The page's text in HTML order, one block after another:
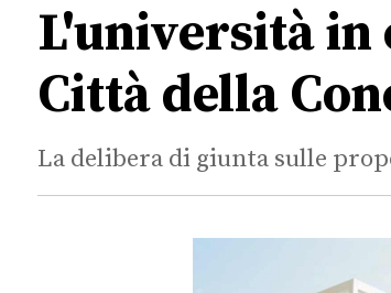
L'università in
Città della
La delibera di giunta sulle